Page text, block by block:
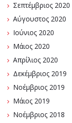
Σεπτέμβριος 2020
Αύγουστος 2020
Ιούνιος 2020
Μάιος 2020
Απρίλιος 2020
Δεκέμβριος 2019
Νοέμβριος 2019
Μάιος 2019
Νοέμβριος 2018